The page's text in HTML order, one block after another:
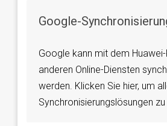
Google-
Google kann mit dem
anderen Online-Diensten
werden. Klicken Sie hier, um
Synchronisierungslösungen